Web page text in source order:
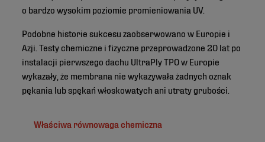
o bardzo wysokim poziomie promieniowania UV.
Podobne historie sukcesu zaobserwowano w Europie i
Azji. Testy chemiczne i fizyczne przeprowadzone 20 lat po
instalacji pierwszego dachu UltraPly TPO w Europie
wykazały, że membrana nie wykazywała żadnych oznak
pękania lub spękań włoskowatych ani utraty grubości.
Właściwa równowaga chemiczna